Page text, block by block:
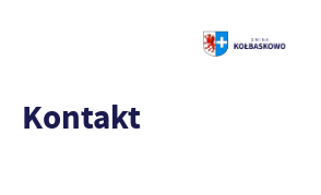
Kontakt